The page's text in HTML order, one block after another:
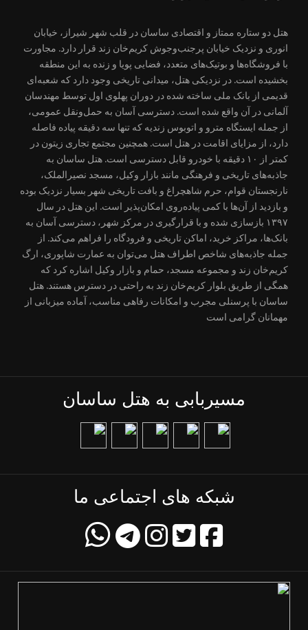
هتل دو ستاره ممتاز و اقتصادی ساسان در قلب شهر شیراز، خیابان
انوری و نزدیک خیابان پرجنب‌وجوش کریم‌خان زند قرار دارد. مجاورت
با فروشگاه‌ها و بوتیک‌های متعدد، فضایی پویا و زنده به این منطقه
بخشیده است. در نزدیکی هتل، میدانی تاریخی وجود دارد که شعبه‌ای
قدیمی از بانک ملی ساخته شده در دوران پهلوی اول توسط مهندسان
آلمانی در آن واقع شده است. دسترسی آسان به حمل‌ونقل عمومی،
از جمله ایستگاه مترو و اتوبوس زندیه که تنها سه دقیقه پیاده فاصله
دارد، از مزایای اقامت در هتل است. همچنین مجتمع تجاری زیتون در
کمتر از ۱۰ دقیقه با خودرو قابل دسترسی است. هتل ساسان به
جاذبه‌های تاریخی و فرهنگی مانند بازار وکیل، مسجد نصیرالملک،
نارنجستان قوام، حرم شاهچراغ و بافت تاریخی شهر بسیار نزدیک بوده
و بازدید از آن‌ها با کمی پیاده‌روی امکان‌پذیر است. این هتل در سال
۱۳۹۷ بازسازی شده و با قرارگیری در مرکز شهر، دسترسی آسان به
بانک‌ها، مراکز خرید، اماکن تاریخی و فرودگاه را فراهم می‌کند. از
جمله جاذبه‌های شاخص اطراف هتل می‌توان به عمارت شاپوری، ارگ
کریم‌خان زند و مجموعه مسجد، حمام و بازار وکیل اشاره کرد که
همگی از طریق بلوار کریم‌خان زند به راحتی در دسترس هستند. هتل
ساسان با پرسنلی مجرب و امکانات رفاهی مناسب، آماده میزبانی از
مهمانان گرامی است
مسیربابی به هتل ساسان
شبکه های اجتماعی ما